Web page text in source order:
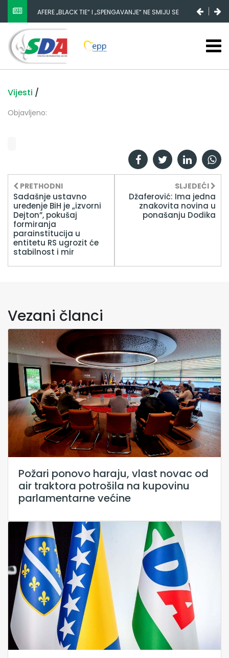
AFERE „BLACK TIE“ I „SPENGAVANJE“ NE SMIJU SE
ZATAŠKATI
Vijesti /
Objavljeno:
PRETHODNI
Sadašnje ustavno
uređenje BiH je „izvorni
Dejton”, pokušaj
formiranja
parainstitucija u
entitetu RS ugrozit će
stabilnost i mir
SLJEDEĆI
Džaferović: Ima jedna
znakovita novina u
ponašanju Dodika
Vezani članci
Požari ponovo haraju, vlast novac od
air traktora potrošila na kupovinu
parlamentarne većine